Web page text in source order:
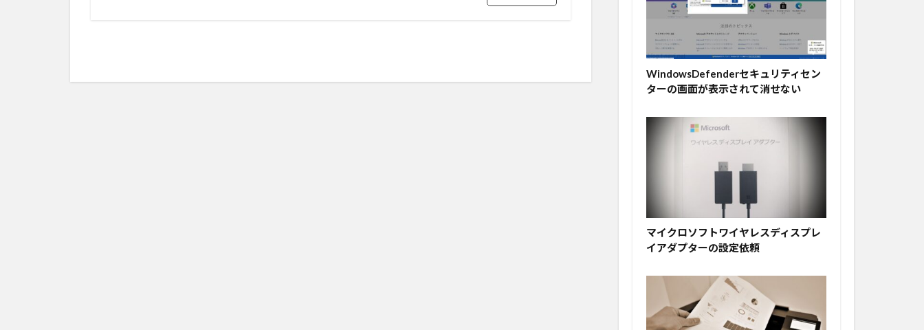
WindowsDefenderセキュリティセン
ターの画面が表示されて消せない
マイクロソフトワイヤレスディスプレ
イアダプターの設定依頼